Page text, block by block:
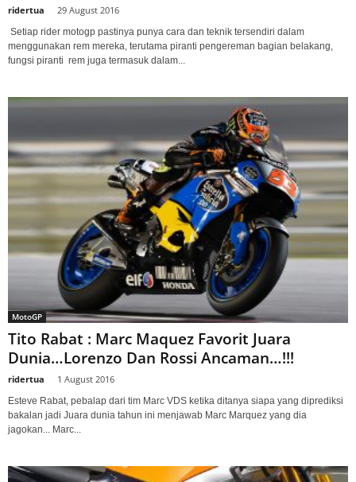
ridertua 29 August 2016
Setiap rider motogp pastinya punya cara dan teknik tersendiri dalam
menggunakan rem mereka, terutama piranti pengereman bagian belakang,
fungsi piranti rem juga termasuk dalam...
MotoGP
Tito Rabat : Marc Maquez Favorit Juara
Dunia…Lorenzo Dan Rossi Ancaman…!!!
ridertua 1 August 2016
Esteve Rabat, pebalap dari tim Marc VDS ketika ditanya siapa yang diprediksi
bakalan jadi Juara dunia tahun ini menjawab Marc Marquez yang dia
jagokan... Marc...